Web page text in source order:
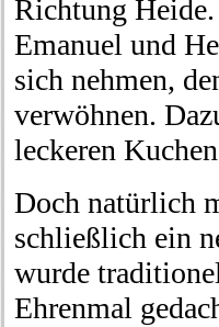
Richtung
Emanuel und
sich nehmen,
verwöhnen.
leckeren
Doch natürlich
schließlich ein
wurde
Ehrenmal